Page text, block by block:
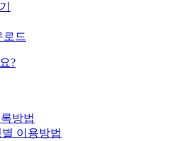
로드
?
방법
이용방법